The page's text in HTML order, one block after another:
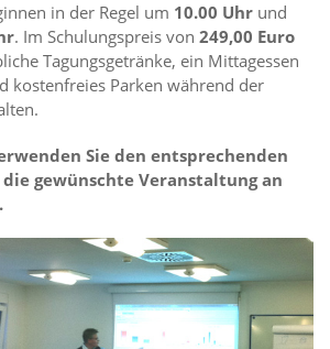
in der Regel um 10.00 Uhr und
. Im Schulungspreis von 249,00 Euro
Tagungsgetränke, ein Mittagessen
kostenfreies Parken während der
Sie den entsprechenden
gewünschte Veranstaltung an